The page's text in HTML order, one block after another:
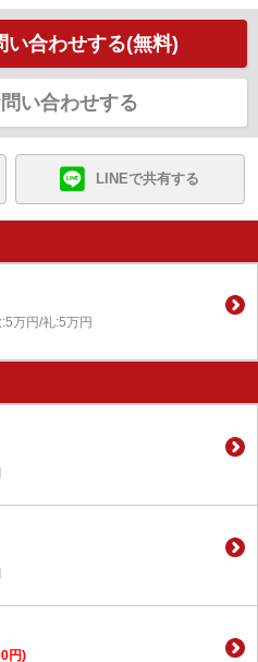
い合わせする(無料)
い合わせする
LINEで共有する
万円/礼:5万円
円)